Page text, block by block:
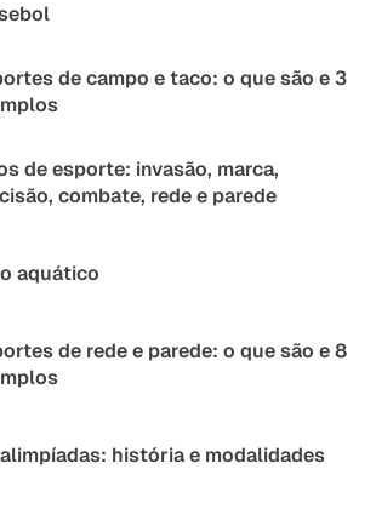
de campo e taco: o que são e 3
de esporte: invasão, marca,
combate, rede e parede
aquático
de rede e parede: o que são e 8
história e modalidades